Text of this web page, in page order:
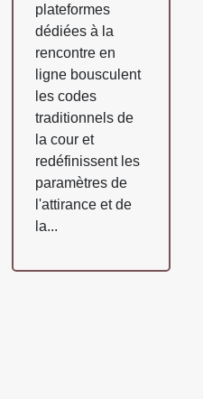
plateformes
dédiées à la
rencontre en
ligne bousculent
les codes
traditionnels de
la cour et
redéfinissent les
paramètres de
l'attirance et de
la...